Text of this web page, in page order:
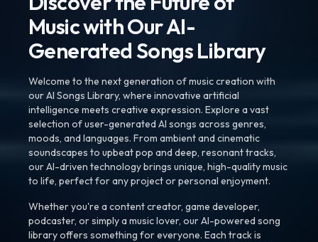
Music with Our AI-
Generated Songs Library
Welcome to the next generation of music creation with
our AI Songs Library, where innovative artificial
intelligence meets creative expression. Explore a vast
selection of user-generated AI songs across genres,
moods, and languages. From ambient and cinematic
soundscapes to upbeat pop and deep, resonant tracks,
our AI-driven technology brings unique, high-quality music
to life, perfect for any project or personal enjoyment.
Whether you're a content creator, game developer,
podcaster, or simply a music lover, our AI-powered song
library offers something for everyone. Each track is